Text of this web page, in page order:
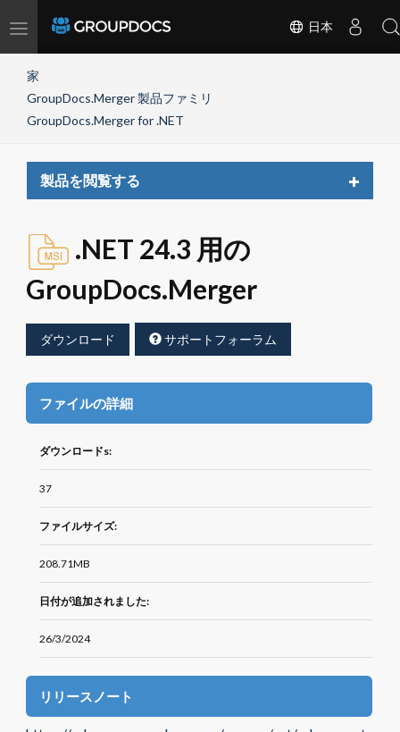
Toggle
日本
家
GroupDocs.Merger 製品ファミリ
GroupDocs.Merger for .NET
製品を閲覧する
Toggle
.NET 24.3 用の
GroupDocs.Merger
ダウンロード サポートフォーラム
ファイルの詳細
ダウンロードs:
37
ファイルサイズ:
208.71MB
日付が追加されました:
26/3/2024
リリースノート